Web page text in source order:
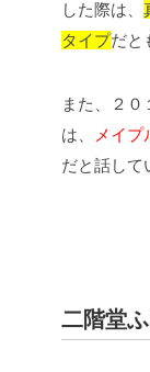
した際は、
タイプだと
また、２
は、
メイ
だと話して
二階堂